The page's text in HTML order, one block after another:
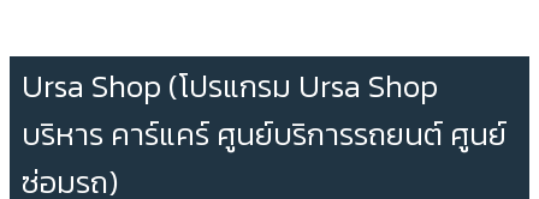
Ursa Shop (โปรแกรม Ursa Shop
บริหาร คาร์แคร์ ศูนย์บริการรถยนต์ ศูนย์
ซ่อมรถ)